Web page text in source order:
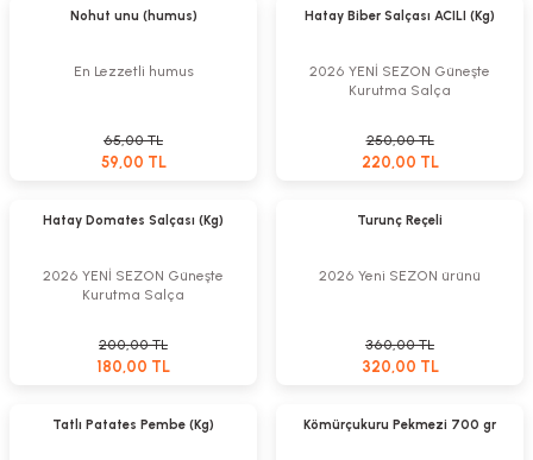
Nohut unu (humus)
En Lezzetli humus
65,00 TL
59,00 TL
%12Hatay Biber Salçası ACILI (Kg)
2026 YENİ SEZON Güneşte
Kurutma Salça
250,00 TL
220,00 TL
Hatay Domates Salçası (Kg)
2026 YENİ SEZON Güneşte
Kurutma Salça
200,00 TL
180,00 TL
Turunç Reçeli
2026 Yeni SEZON ürünü
360,00 TL
320,00 TL
Tatlı Patates Pembe (Kg) Kömürçukuru Pekmezi 700 gr